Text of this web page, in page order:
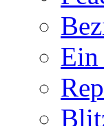
Ein